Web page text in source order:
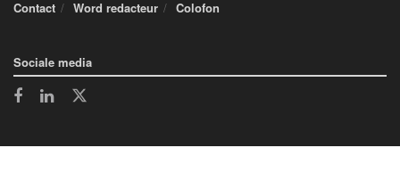
Contact
Word redacteur Colofon
Sociale media